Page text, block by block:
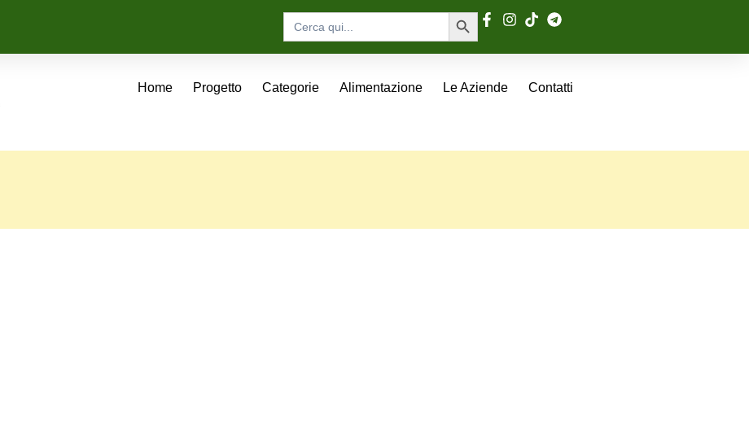
Search
for:
Search Button
Home Progetto Categorie Alimentazione Le Aziende Contatti